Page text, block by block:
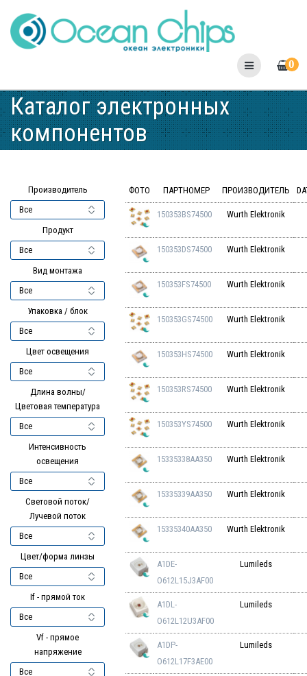
to
content
0
Каталог электронных
компонентов
Производитель
Продукт
Вид монтажа
Упаковка / блок
Цвет освещения
Длина волны/
Цветовая температура
Интенсивность
освещения
Световой поток/
Лучевой поток
Цвет/форма линзы
If - прямой ток
Vf - прямое
напряжение
ФОТО ПАРТНОМЕР ПРОИЗВОДИТЕЛЬ
150353BS74500 Wurth Elektronik
150353DS74500 Wurth Elektronik
150353FS74500 Wurth Elektronik
150353GS74500 Wurth Elektronik
150353HS74500 Wurth Elektronik
150353RS74500 Wurth Elektronik
150353YS74500 Wurth Elektronik
15335338AA350 Wurth Elektronik
15335339AA350 Wurth Elektronik
15335340AA350 Wurth Elektronik
A1DE-
O612L15J3AF00
Lumileds
A1DL-
O612L12U3AF00
Lumileds
A1DP-
O612L17F3AE00
Lumileds